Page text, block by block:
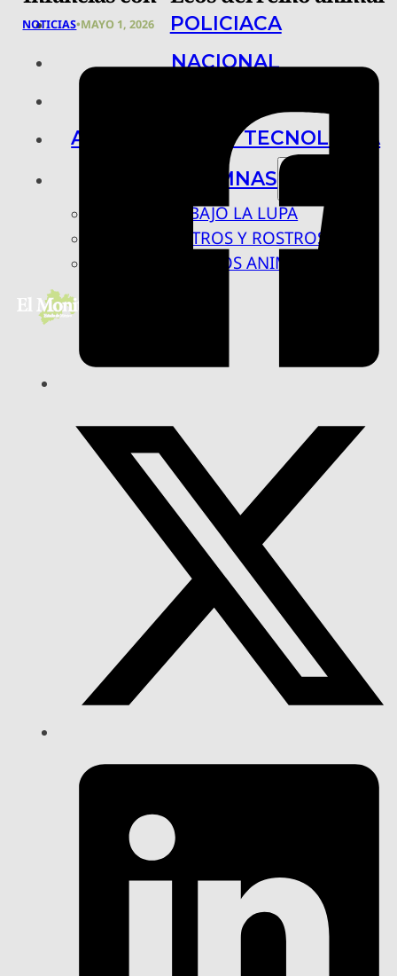
POLICIACA
NACIONAL
ARTE, CIENCIA Y TECNOLOGÍA
COLUMNAS
BAJO LA LUPA
RASTROS Y ROSTROS
VÍNCULOS ANIMALES
NOTICIAS•MAYO 1, 2026